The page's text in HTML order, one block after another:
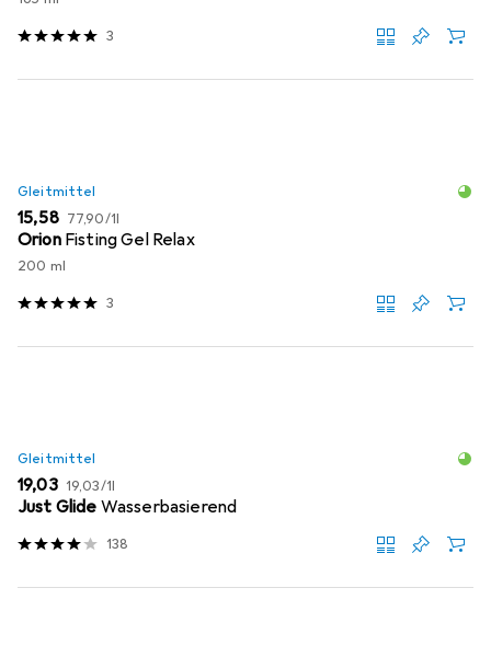
3
Gleitmittel
EUR
15,58 EUR
77,90/1l
Orion Fisting Gel Relax
200 ml
3
Gleitmittel
EUR
19,03 EUR
19,03/1l
Just Glide Wasserbasierend
138